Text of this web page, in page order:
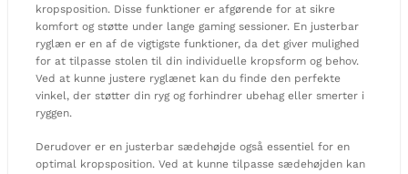
kropsposition. Disse funktioner er afgørende for at sikre
komfort og støtte under lange gaming sessioner. En justerbar
ryglæn er en af de vigtigste funktioner, da det giver mulighed
for at tilpasse stolen til din individuelle kropsform og behov.
Ved at kunne justere ryglænet kan du finde den perfekte
vinkel, der støtter din ryg og forhindrer ubehag eller smerter i
ryggen.
Derudover er en justerbar sædehøjde også essentiel for en
optimal kropsposition. Ved at kunne tilpasse sædehøjden kan